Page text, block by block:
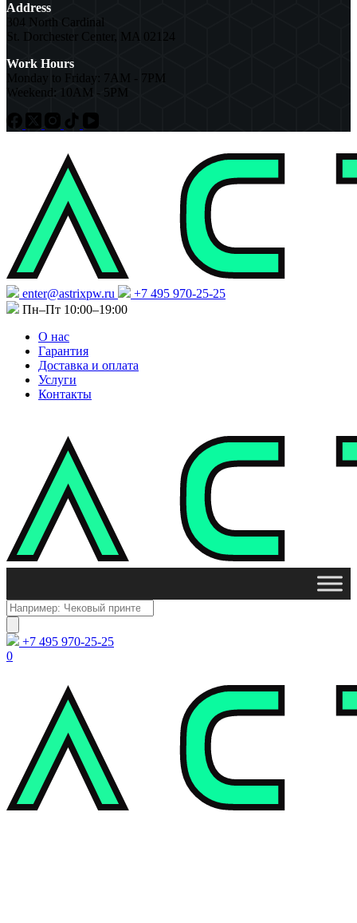
Address
304 North Cardinal
St. Dorchester Center, MA 02124
Work Hours
Monday to Friday: 7AM - 7PM
Weekend: 10AM - 5PM
enter@astrixpw.ru
+7 495 970-25-25
Пн–Пт 10:00–19:00
О нас
Гарантия
Доставка и оплата
Услуги
Контакты
Поиск
товаров
+7 495 970-25-25
0